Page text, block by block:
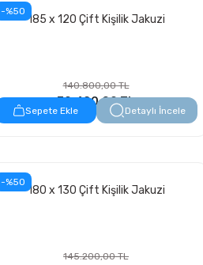
-%50
185 x 120 Çift Kişilik Jakuzi
140.800,00 TL
70.400,00 TL
Sepete Ekle Detaylı İncele
-%50
180 x 130 Çift Kişilik Jakuzi
145.200,00 TL